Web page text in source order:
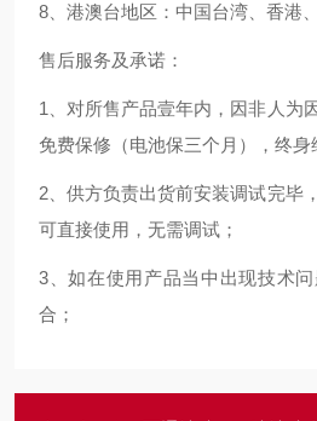
8、港澳台地区：中国台湾、香港、
售后服务及承诺：
1、对所售产品壹年内，因非人为
免费保修（电池保三个月），终身
2、供方负责出货前安装调试完毕
可直接使用，无需调试；
3、如在使用产品当中出现技术
合；